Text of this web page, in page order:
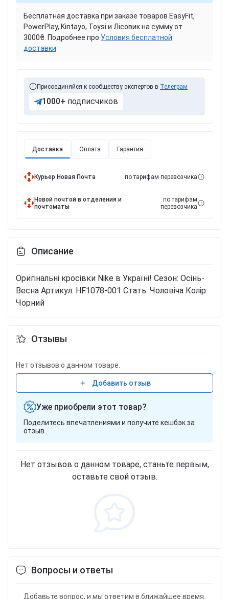
Доставка Оплата Гарантия
Курьер Новая Почта по тарифам перевозчика
Новой почтой в отделения и
почтоматы
по тарифам
перевозчика
Бесплатная доставка при заказе товаров EasyFit,
PowerPlay, Kintayo, Toysi и Лісовик на сумму от
3000₴. Подробнее про Условия бесплатной
доставки
Присоединяйся к сообществу экспертов в Телеграм
1000+ подписчиков
Описание
Оригінальні кросівки Nike в Україні! Сезон: Осінь-
Весна Артикул: HF1078-001 Стать: Чоловіча Колір:
Чорний
Отзывы
Нет отзывов о данном товаре.
Добавить отзыв
Уже приобрели этот товар?
Поделитесь впечатлениями и получите кешбэк за
отзыв.
Нет отзывов о данном товаре, станьте первым,
оставьте свой отзыв.
Вопросы и ответы
Добавьте вопрос, и мы ответим в ближайшее время.